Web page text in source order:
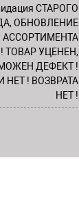
СТАРОГО
ОБНОВЛЕНИЕ
АССОРТИМЕНТА
ТОВАР УЦЕНЕН,
ДЕФЕКТ !
НЕТ ! ВОЗВРАТА
НЕТ !